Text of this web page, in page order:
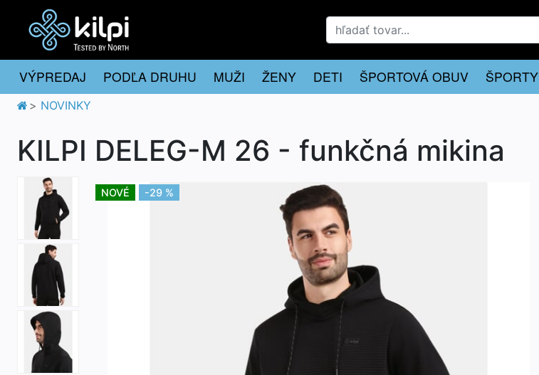
VÝPREDAJ PODĽA DRUHU MUŽI ŽENY DETI ŠPORTOVÁ OBUV ŠPORTY
NOVINKY
KILPI DELEG-M 26 - funkčná mikina
NOVÉ
-29 %